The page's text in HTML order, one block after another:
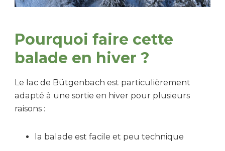
Pourquoi faire cette
balade en hiver ?
Le lac de Bütgenbach est particulièrement
adapté à une sortie en hiver pour plusieurs
raisons :
la balade est facile et peu technique